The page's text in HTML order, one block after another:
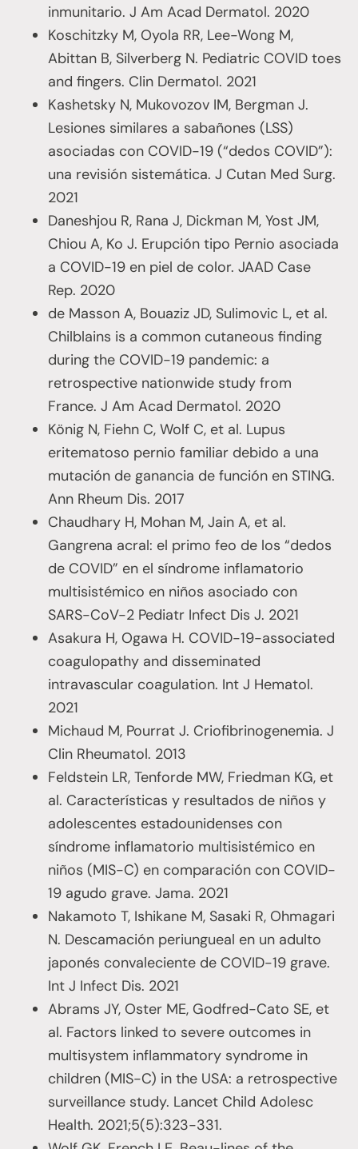
inmunitario. J Am Acad Dermatol. 2020
Koschitzky M, Oyola RR, Lee-Wong M,
Abittan B, Silverberg N. Pediatric COVID toes
and fingers. Clin Dermatol. 2021
Kashetsky N, Mukovozov IM, Bergman J.
Lesiones similares a sabañones (LSS)
asociadas con COVID-19 (“dedos COVID”):
una revisión sistemática. J Cutan Med Surg.
2021
Daneshjou R, Rana J, Dickman M, Yost JM,
Chiou A, Ko J. Erupción tipo Pernio asociada
a COVID-19 en piel de color. JAAD Case
Rep. 2020
de Masson A, Bouaziz JD, Sulimovic L, et al.
Chilblains is a common cutaneous finding
during the COVID-19 pandemic: a
retrospective nationwide study from
France. J Am Acad Dermatol. 2020
König N, Fiehn C, Wolf C, et al. Lupus
eritematoso pernio familiar debido a una
mutación de ganancia de función en STING.
Ann Rheum Dis. 2017
Chaudhary H, Mohan M, Jain A, et al.
Gangrena acral: el primo feo de los “dedos
de COVID” en el síndrome inflamatorio
multisistémico en niños asociado con
SARS-CoV-2 Pediatr Infect Dis J. 2021
Asakura H, Ogawa H. COVID-19-associated
coagulopathy and disseminated
intravascular coagulation. Int J Hematol.
2021
Michaud M, Pourrat J. Criofibrinogenemia. J
Clin Rheumatol. 2013
Feldstein LR, Tenforde MW, Friedman KG, et
al. Características y resultados de niños y
adolescentes estadounidenses con
síndrome inflamatorio multisistémico en
niños (MIS-C) en comparación con COVID-
19 agudo grave. Jama. 2021
Nakamoto T, Ishikane M, Sasaki R, Ohmagari
N. Descamación periungueal en un adulto
japonés convaleciente de COVID-19 grave.
Int J Infect Dis. 2021
Abrams JY, Oster ME, Godfred-Cato SE, et
al. Factors linked to severe outcomes in
multisystem inflammatory syndrome in
children (MIS-C) in the USA: a retrospective
surveillance study. Lancet Child Adolesc
Health. 2021;5(5):323-331.